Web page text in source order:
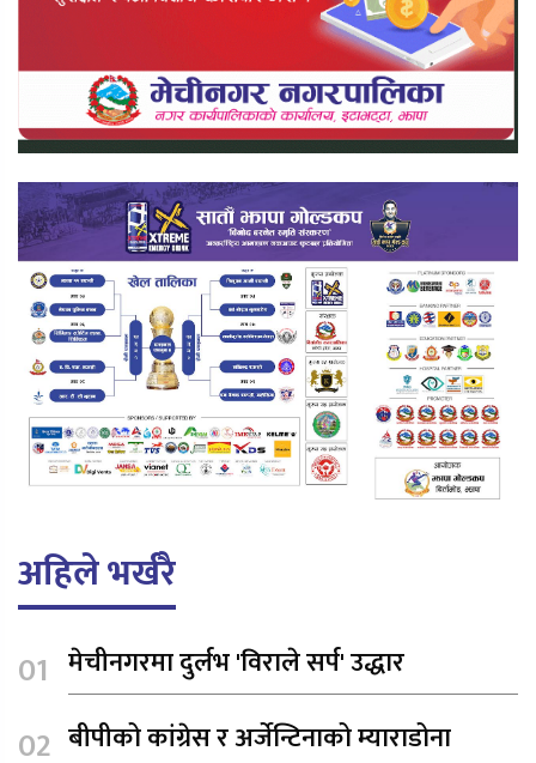
अहिले भर्खरै
मेचीनगरमा दुर्लभ 'विराले सर्प' उद्धार
बीपीको कांग्रेस र अर्जेन्टिनाको म्याराडोना